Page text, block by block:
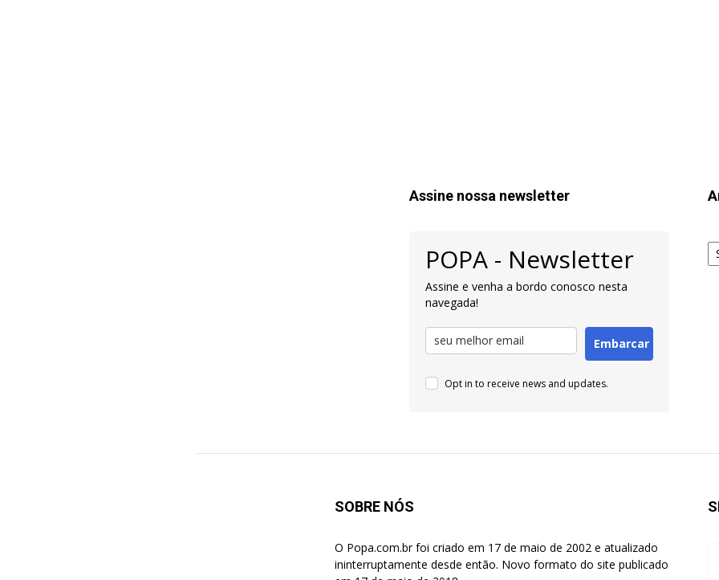
Assine nossa newsletter
POPA - Newsletter
Assine e venha a bordo conosco nesta
navegada!
Embarcar
Opt in to receive news and updates.
SOBRE NÓS
O Popa.com.br foi criado em 17 de maio de 2002 e atualizado
ininterruptamente desde então. Novo formato do site publicado